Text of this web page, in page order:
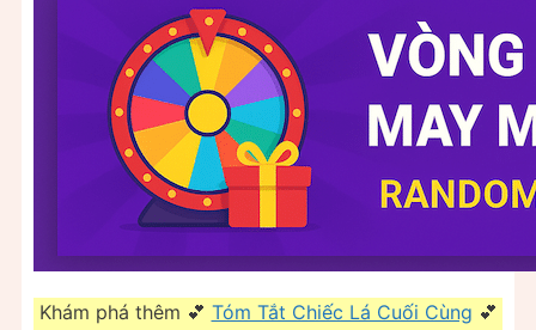
Khám phá thêm 💕 Tóm Tắt Chiếc Lá Cuối Cùng 💕